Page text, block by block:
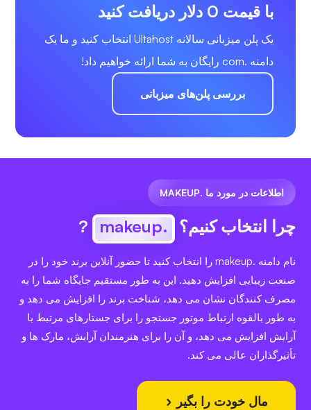
با قیمت 0 دلار دریافت کنید
یک پلن میزبانی سالانه Ultahost انتخاب کنید و ما یک
دامنه .com رایگان به شما ارائه خواهیم داد!
بررسی پلن‌های میزبانی
اطلاعات در مورد ما .MAKEUP
چرا انتخاب کنیم؟ .makeup
?
نام دامنه .makeup را انتخاب کنید تا حضور آنلاین برند خود را در
صنعت زیبایی افزایش دهید. این به طور مستقیم جایگاه شما را به
مصرف کنندگان نشان می دهد، شناخت برند را افزایش می دهد و
به طور بالقوه ارتباط موتور جستجو را برای جستارهای مرتبط با
آرایش افزایش می دهد، و آن را برای هنرمندان آرایش، مارک ها و
تأثیرگذاران عالی می کند.
مال خودت را بگیر